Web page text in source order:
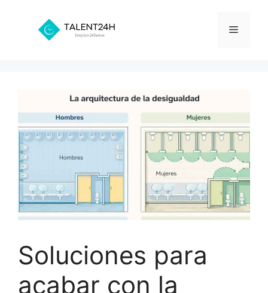
contenido
Menú
Soluciones para
acabar con la